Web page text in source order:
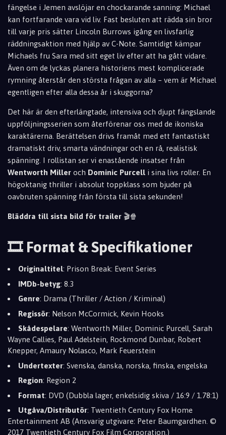
fängelse i Jemen avslöjar en chockarande sanning: Michael
kan fortfarande vara vid liv. Fast besluten att rädda sin bror
till varje pris sätter Lincoln Burrows igång en livsfarlig
räddningsaktion med hjälp av C-Note. Samtidigt kämpar
Michaels fru Sara med sitt eget liv efter att ha gått vidare.
Även om de lyckas planera historiens mest komplicerade
rymning återstår den största frågan av alla – vem är Michael
egentligen efter alla dessa år i skuggorna?
Det här är den efterlängtade, intensiva och djupt fängslande
uppföljningsserien som återförenar oss med de ikoniska
karaktärerna. Berättelsen drivs framåt med ett fantastiskt
dramatiskt driv, smarta vändningar och en rå, realistisk
spänning. I rollistan ser vi enastående insatser från
Wentworth Miller och Dominic Purcell i sina livs roller. En
högoktanig thriller i absolut toppklass som bjuder på
oavbruten spänning från första till sista sekunden!
Bläddra till sista bild för trailer 🎬🍿
🎞️ Format & Specifikationer
Originaltitel: Prison Break: Event Series
IMDb-betyg: 8.3
Genre: Drama (Thriller / Action / Kriminal)
Regissör: Nelson McCormick, Kevin Hooks
Skådespelare: Wentworth Miller, Dominic Purcell, Sarah
Wayne Callies, Paul Adelstein, Rockmond Dunbar, Robert
Knepper, Amaury Nolasco, Mark Feuerstein
Undertexter: Svenska, danska, norska, finska, engelska
Region: Region 2
Format: DVD (Dubbla lager, enkelsidig skiva / 16:9 / 1.78:1)
Utgåva/Distributör: Twentieth Century Fox Home
Entertainment AB (Ansvarig utgivare: Peter Baumgardhen. ©
2017 Twentieth Century Fox Film Corporation.)